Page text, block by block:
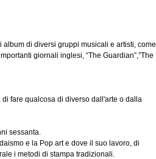
album di diversi gruppi musicali e artisti, come
giornali inglesi, “The Guardian”,”The
fare qualcosa di diverso dall'arte o dalla
sessanta.
e la Pop art e dove il suo lavoro, di
i metodi di stampa tradizionali.